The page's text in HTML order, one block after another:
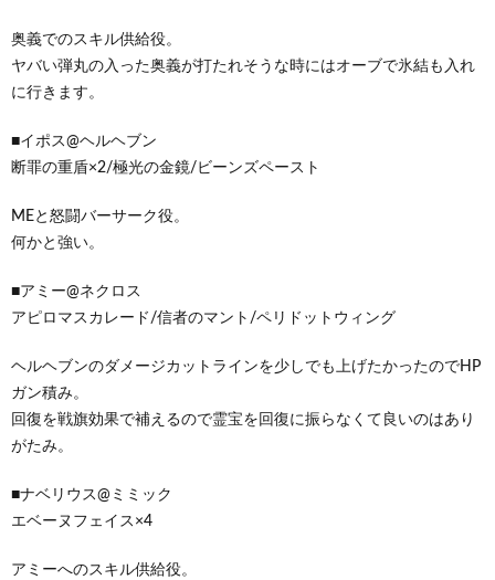
奥義でのスキル供給役。
ヤバい弾丸の入った奥義が打たれそうな時にはオーブで氷結も入れ
に行きます。
■イポス@ヘルヘブン
断罪の重盾×2/極光の金鏡/ビーンズペースト
MEと怒闘バーサーク役。
何かと強い。
■アミー@ネクロス
アピロマスカレード/信者のマント/ペリドットウィング
ヘルヘブンのダメージカットラインを少しでも上げたかったのでHP
ガン積み。
回復を戦旗効果で補えるので霊宝を回復に振らなくて良いのはあり
がたみ。
■ナベリウス@ミミック
エベーヌフェイス×4
アミーへのスキル供給役。